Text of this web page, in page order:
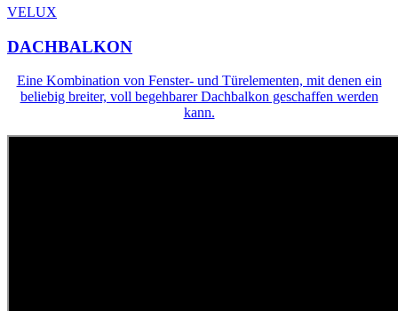
VELUX
DACHBALKON
Eine Kombination von Fenster- und Türelementen, mit denen ein
beliebig breiter, voll begehbarer Dachbalkon geschaffen werden
kann.